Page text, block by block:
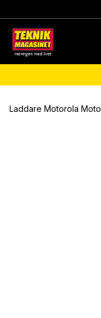
Laddare Motorola